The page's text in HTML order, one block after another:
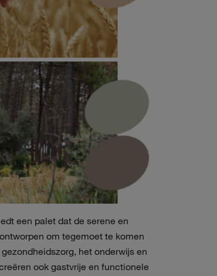
een palet dat de serene en
om tegemoet te komen
het onderwijs en
ook gastvrije en functionele